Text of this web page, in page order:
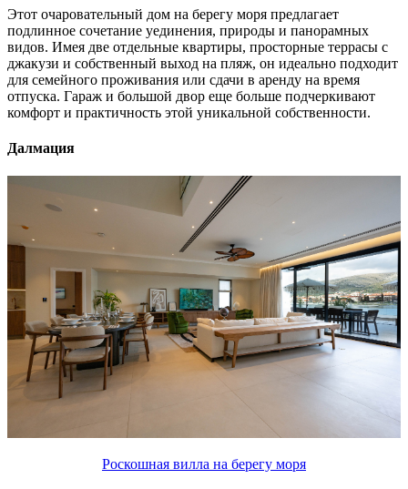
Этот очаровательный дом на берегу моря предлагает
подлинное сочетание уединения, природы и панорамных
видов. Имея две отдельные квартиры, просторные террасы с
джакузи и собственный выход на пляж, он идеально подходит
для семейного проживания или сдачи в аренду на время
отпуска. Гараж и большой двор еще больше подчеркивают
комфорт и практичность этой уникальной собственности.
Далмация
Роскошная вилла на берегу моря